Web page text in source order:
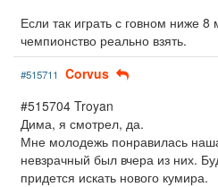
Если так играть с говном ниже 8
чемпионство реально взять.
#515711 Corvus
#515704 Troyan
Дима, я смотрел, да.
Мне молодежь понравилась
невзрачный был вчера из них.
придется искать нового кумира.